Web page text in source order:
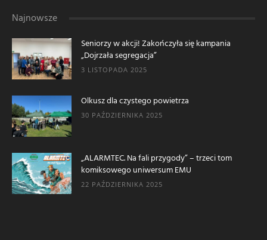
Najnowsze
Seniorzy w akcji! Zakończyła się kampania
„Dojrzała segregacja”
3 LISTOPADA 2025
Olkusz dla czystego powietrza
30 PAŹDZIERNIKA 2025
„ALARMTEC. Na fali przygody” – trzeci tom
komiksowego uniwersum EMU
22 PAŹDZIERNIKA 2025